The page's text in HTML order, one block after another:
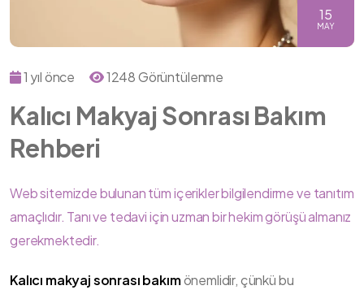
15
MAY
1 yıl önce 1248 Görüntülenme
Kalıcı Makyaj Sonrası Bakım
Rehberi
Web sitemizde bulunan tüm içerikler bilgilendirme ve tanıtım
amaçlıdır. Tanı ve tedavi için uzman bir hekim görüşü almanız
gerekmektedir.
Kalıcı makyaj sonrası bakımönemlidir, çünkü bu